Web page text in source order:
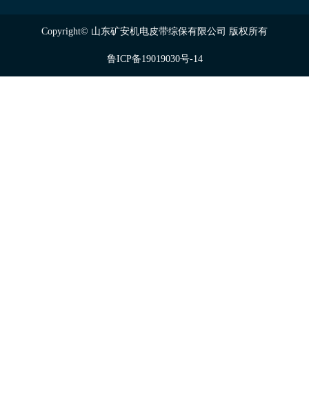
Copyright© 山东矿安机电皮带综保有限公司 版权所有
鲁ICP备19019030号-14